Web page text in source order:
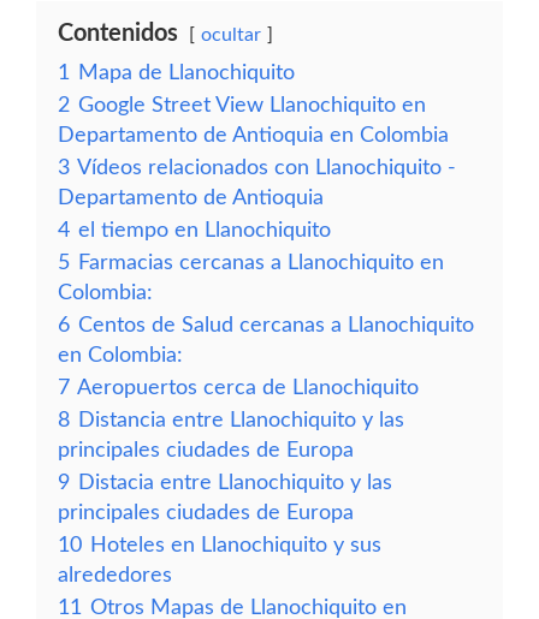
Contenidos ocultar
1
Mapa de Llanochiquito
2 Google Street View Llanochiquito en
Departamento de Antioquia en Colombia
3 Vídeos relacionados con Llanochiquito -
Departamento de Antioquia
4 el tiempo en Llanochiquito
5 Farmacias cercanas a Llanochiquito en
Colombia:
6 Centos de Salud cercanas a Llanochiquito
en Colombia:
7 Aeropuertos cerca de Llanochiquito
8 Distancia entre Llanochiquito y las
principales ciudades de Europa
9 Distacia entre Llanochiquito y las
principales ciudades de Europa
10 Hoteles en Llanochiquito y sus
alrededores
11 Otros Mapas de Llanochiquito en